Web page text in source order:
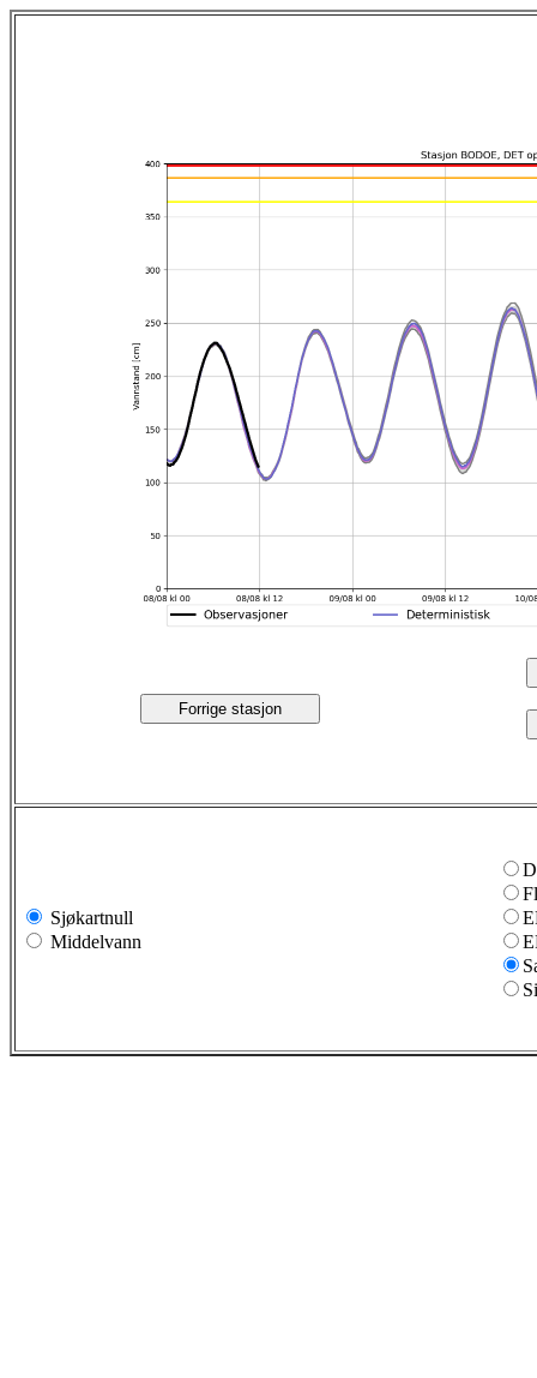
Forrige stasjon
Sjøkartnull
Middelvann